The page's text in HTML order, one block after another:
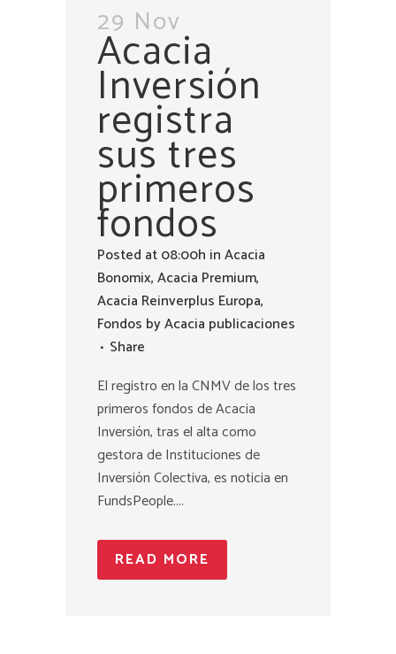
29 Nov
Acacia
Inversión
registra
sus tres
primeros
fondos
Posted at 08:00h inAcacia
Bonomix,Acacia Premium,
Acacia Reinverplus Europa,
Fondos byAcacia publicaciones
Share
El registro en la CNMV de los tres
primeros fondos de Acacia
Inversión, tras el alta como
gestora de Instituciones de
Inversión Colectiva, es noticia en
FundsPeople....
READ MORE